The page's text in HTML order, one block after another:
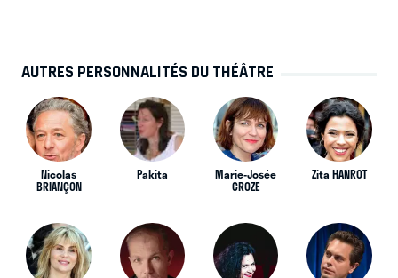
AUTRES PERSONNALITÉS DU THÉÂTRE
Nicolas
BRIANÇON
Pakita Marie-Josée
CROZE
Zita HANROT